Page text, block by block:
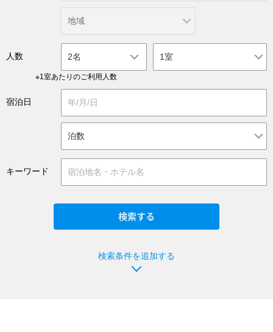
人数 2名
※1室あたりのご利用人数
宿泊日
キーワード
検索条件を追加する